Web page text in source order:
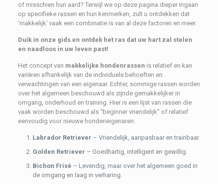
of misschien hun aard? Terwijl we op deze pagina dieper ingaan
op specifieke rassen en hun kenmerken, zult u ontdekken dat
‘makkelijk’ vaak een combinatie is van al deze factoren en meer.
Duik in onze gids en ontdek het ras dat uw hart zal stelen
en naadloos in uw leven past!
Het concept van makkelijke hondenrassen is relatief en kan
variëren afhankelijk van de individuele behoeften en
verwachtingen van een eigenaar. Echter, sommige rassen worden
over het algemeen beschouwd als zijnde gemakkelijker in
omgang, onderhoud en training. Hier is een lijst van rassen die
vaak worden beschouwd als “beginner vriendelijk” of relatief
eenvoudig voor nieuwe hondeneigenaren:
Labrador Retriever – Vriendelijk, aanpasbaar en trainbaar.
Golden Retriever – Goedhartig, intelligent en gewillig.
Bichon Frisé – Levendig, maar over het algemeen goed in
de omgang en laag in verharing.